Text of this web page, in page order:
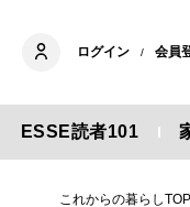
ログイン / 会員
ESSE読者101
これからの暮らしTOP